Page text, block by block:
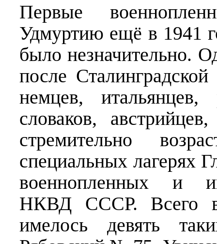
Первые
Удмуртию ещё в 1941
было незначительно.
после
немцев,
словаков,
стремительно
специальных лагерях
военнопленных и
НКВД СССР. Всего
имелось девять